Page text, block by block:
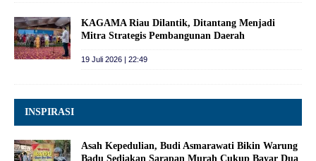
KAGAMA Riau Dilantik, Ditantang Menjadi
Mitra Strategis Pembangunan Daerah
19 Juli 2026 | 22:49
INSPIRASI
Asah Kepedulian, Budi Asmarawati Bikin Warung
Badu Sediakan Sarapan Murah Cukup Bayar Dua